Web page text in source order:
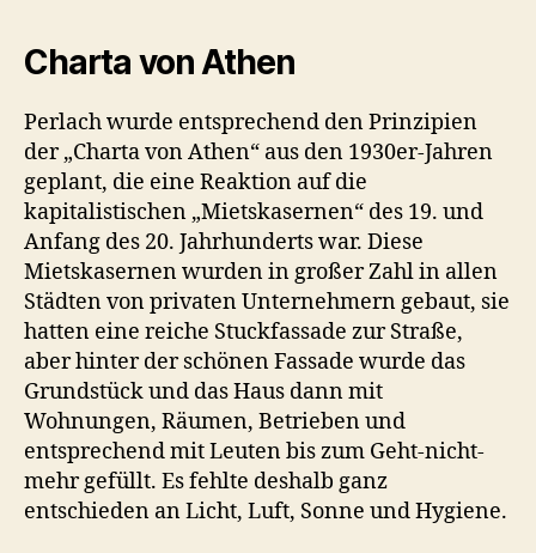
Charta von Athen
Perlach wurde entsprechend den Prinzipien
der „Charta von Athen“ aus den 1930er-Jahren
geplant, die eine Reaktion auf die
kapitalistischen „Mietskasernen“ des 19. und
Anfang des 20. Jahrhunderts war. Diese
Mietskasernen wurden in großer Zahl in allen
Städten von privaten Unternehmern gebaut, sie
hatten eine reiche Stuckfassade zur Straße,
aber hinter der schönen Fassade wurde das
Grundstück und das Haus dann mit
Wohnungen, Räumen, Betrieben und
entsprechend mit Leuten bis zum Geht-nicht-
mehr gefüllt. Es fehlte deshalb ganz
entschieden an Licht, Luft, Sonne und Hygiene.